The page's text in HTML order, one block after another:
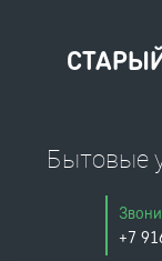
Бытовые
+7
Офис на